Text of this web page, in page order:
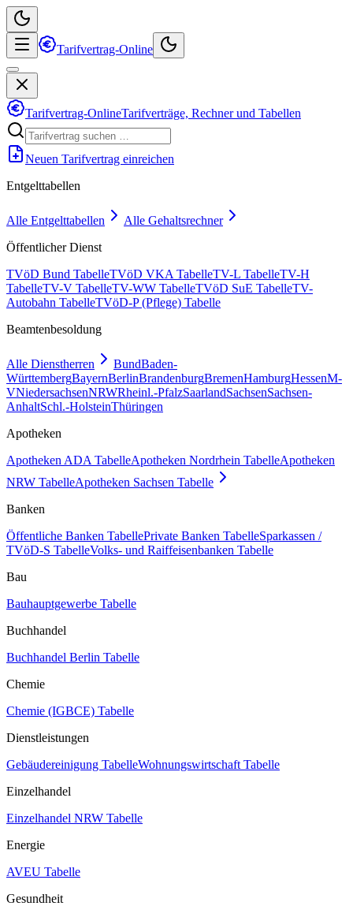
Tarifvertrag-Online
Tarifvertrag-OnlineTarifverträge, Rechner und Tabellen
Neuen Tarifvertrag einreichen
Entgelttabellen
Alle Entgelttabellen
Alle Gehaltsrechner
Öffentlicher Dienst
TVöD Bund TabelleTVöD VKA TabelleTV-L TabelleTV-H
TabelleTV-V TabelleTV-WW TabelleTVöD SuE TabelleTV-
Autobahn TabelleTVöD-P (Pflege) Tabelle
Beamtenbesoldung
Alle Dienstherren BundBaden-
WürttembergBayernBerlinBrandenburgBremenHamburgHessenM-
VNiedersachsenNRWRheinl.-PfalzSaarlandSachsenSachsen-
AnhaltSchl.-HolsteinThüringen
Apotheken
Apotheken ADA TabelleApotheken Nordrhein TabelleApotheken
NRW TabelleApotheken Sachsen Tabelle
Banken
Öffentliche Banken TabellePrivate Banken TabelleSparkassen /
TVöD-S TabelleVolks- und Raiffeisenbanken Tabelle
Bau
Bauhauptgewerbe Tabelle
Buchhandel
Buchhandel Berlin Tabelle
Chemie
Chemie (IGBCE) Tabelle
Dienstleistungen
Gebäudereinigung TabelleWohnungswirtschaft Tabelle
Einzelhandel
Einzelhandel NRW Tabelle
Energie
AVEU Tabelle
Gesundheit